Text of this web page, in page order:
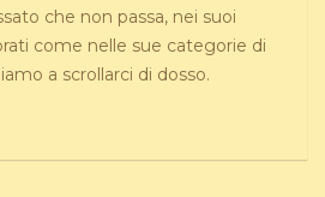
che non passa, nei suoi
come nelle sue categorie di
a scrollarci di dosso.